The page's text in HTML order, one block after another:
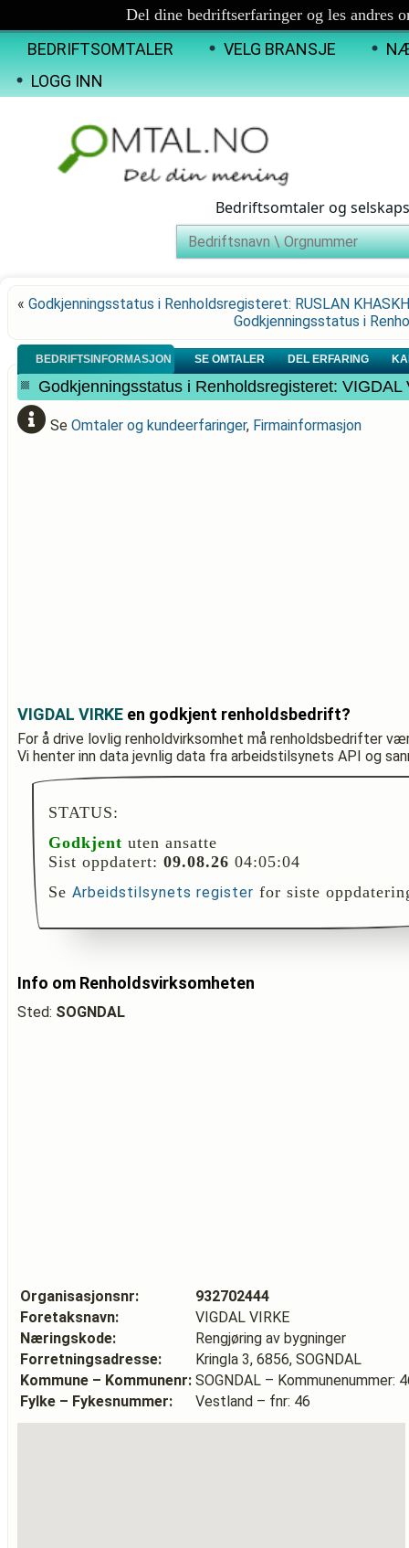
Del dine bedriftserfaringer og les andres
BEDRIFTSOMTALER VELG BRANSJE
LOGG INN
Bedriftsomtaler og
« Godkjenningsstatus i Renholdsregisteret: RUSLAN
Godkjenningsstatus i
BEDRIFTSINFORMASJON SE OMTALER DEL ERFARING
Godkjenningsstatus i Renholdsregisteret: VIGDAL
Se Omtaler og kundeerfaringer, Firmainformasjon
VIGDAL VIRKE en godkjent renholdsbedrift?
For å drive lovlig renholdvirksomhet må renholdsbedrifter
Vi henter inn data jevnlig data fra arbeidstilsynets API og
STATUS:
Godkjent uten ansatte
Sist oppdatert: 09.08.26 04:05:04
Se Arbeidstilsynets register for siste
Info om Renholdsvirksomheten
Sted: SOGNDAL
Organisasjonsnr:
932702444
Foretaksnavn:
VIGDAL VIRKE
Næringskode:
Rengjøring av bygninger
Forretningsadresse:
Kringla 3, 6856, SOGNDAL
Kommune – Kommunenr: SOGNDAL – Kommunenummer:
Fylke – Fykesnummer:
Vestland – fnr: 46